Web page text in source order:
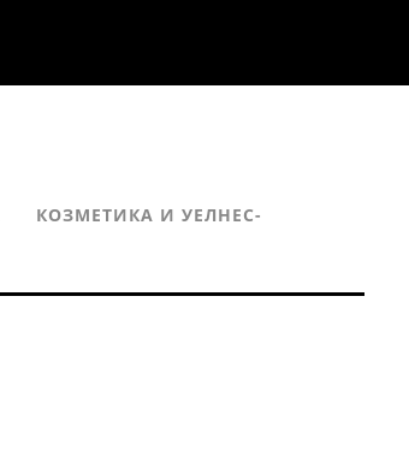
КОЗМЕТИКА И УЕЛНЕС-